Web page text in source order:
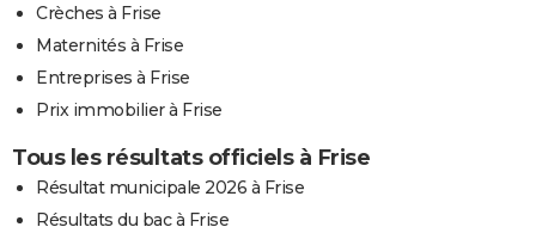
Crèches à Frise
Maternités à Frise
Entreprises à Frise
Prix immobilier à Frise
Tous les résultats officiels à Frise
Résultat municipale 2026 à Frise
Résultats du bac à Frise